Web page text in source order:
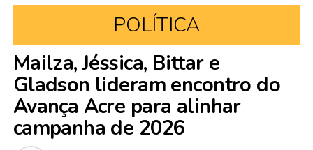
POLÍTICA
Mailza, Jéssica, Bittar e
Gladson lideram encontro do
Avança Acre para alinhar
campanha de 2026